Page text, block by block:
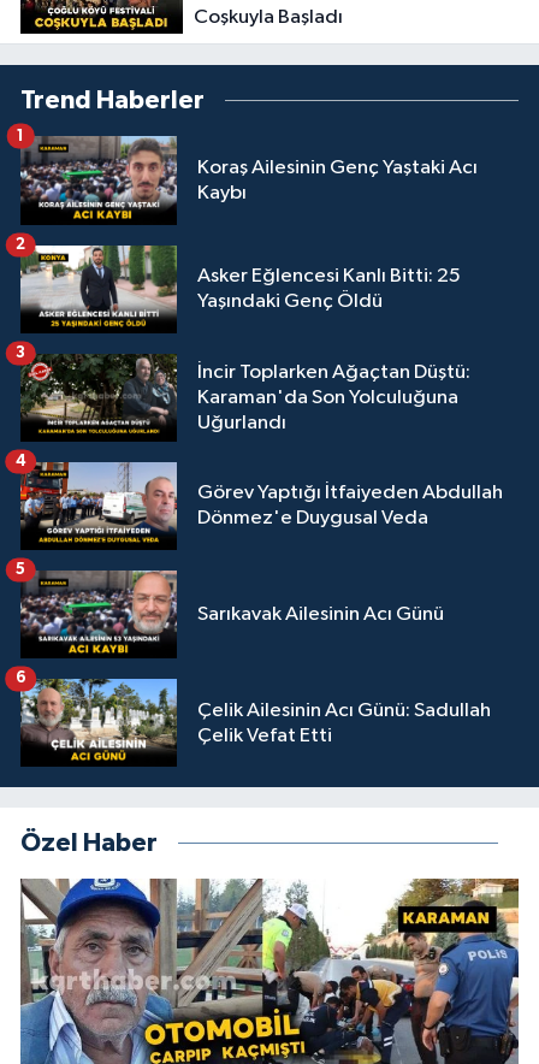
Coşkuyla Başladı
Trend Haberler
Koraş Ailesinin Genç Yaştaki Acı
Kaybı
1
Asker Eğlencesi Kanlı Bitti: 25
Yaşındaki Genç Öldü
2
İncir Toplarken Ağaçtan Düştü:
Karaman'da Son Yolculuğuna
Uğurlandı
3
Görev Yaptığı İtfaiyeden Abdullah
Dönmez'e Duygusal Veda
4
Sarıkavak Ailesinin Acı Günü
5
Çelik Ailesinin Acı Günü: Sadullah
Çelik Vefat Etti
6
Özel Haber